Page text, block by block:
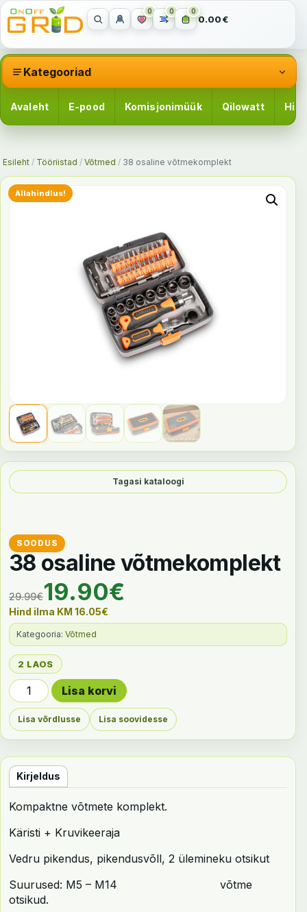
0 0 0
0.00€
Kategooriad
Avaleht E-pood Komisjonimüük Qilowatt
Esileht / Tööriistad / Võtmed / 38 osaline võtmekomplekt
Allahindlus!
38 osaline võtmekomplekt
29.99€
Algne hind oli: 29.99€.
19.90€
Praegune hind on:
Hind ilma KM 16.05€
2 LAOS
38 osaline võtmekomplekt kogus
Lisa korvi
Tagasi kataloogi
Lisa võrdlusse Lisa soovidesse
Kategooria: Võtmed
Kirjeldus
Kompaktne võtmete komplekt.
Käristi + Kruvikeeraja
Vedru pikendus, pikendusvõll, 2 ülemineku otsikut
Suurused: M5 – M14 võtme
otsikud.